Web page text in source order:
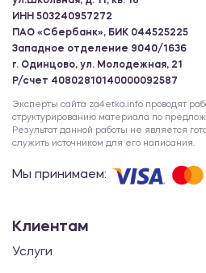
ИНН 503240957272
ПАО «Сбербанк», БИК 044525225
Западное отделение 9040/1636
г. Одинцово, ул. Молодежная, 21
Р/счет 40802810140000092587
Эксперты сайта za4etka.info проводят
структурированию материала по
Результат данной работы не является
служить источником для его написания.
Мы принимаем:
Клиентам
Услуги